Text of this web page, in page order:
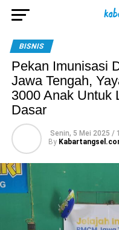
BISNIS
Pekan Imunisasi
Jawa Tengah,
3000 Anak Untuk
Dasar
Senin, 5 Mei 2025 /
By